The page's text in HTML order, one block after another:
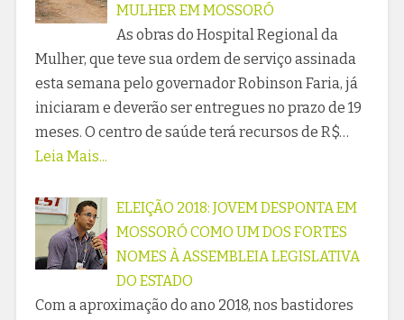
MULHER EM MOSSORÓ
As obras do Hospital Regional da
Mulher, que teve sua ordem de serviço assinada
esta semana pelo governador Robinson Faria, já
iniciaram e deverão ser entregues no prazo de 19
meses. O centro de saúde terá recursos de R$…
Leia Mais...
ELEIÇÃO 2018: JOVEM DESPONTA EM
MOSSORÓ COMO UM DOS FORTES
NOMES À ASSEMBLEIA LEGISLATIVA
DO ESTADO
Com a aproximação do ano 2018, nos bastidores